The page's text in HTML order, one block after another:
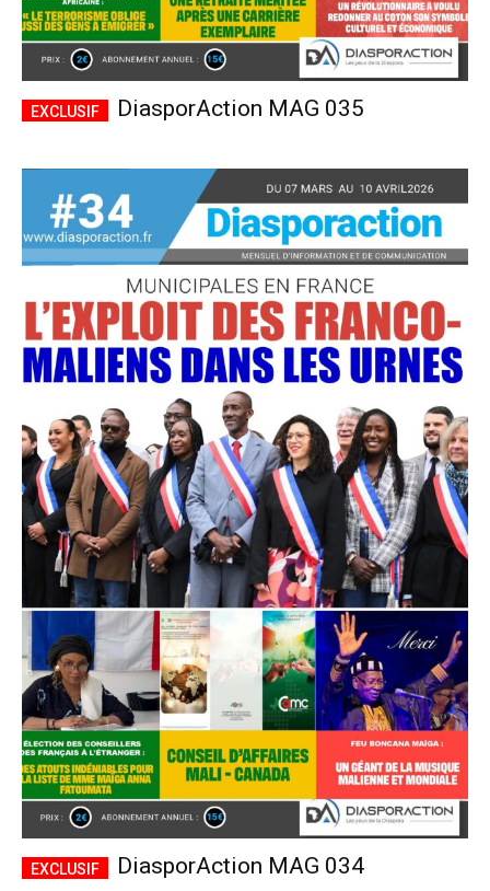
DiasporAction MAG 035
DiasporAction MAG 034